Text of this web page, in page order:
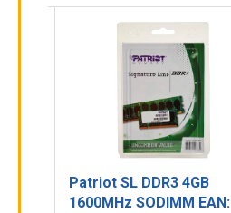
Patriot SL DDR3 4GB
1600MHz SODIMM EAN: